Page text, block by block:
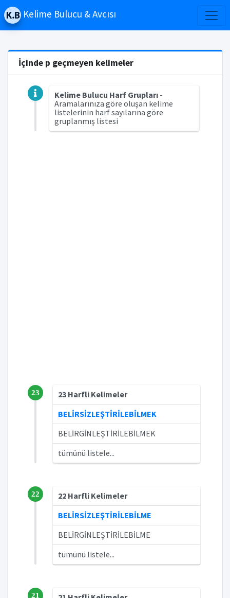
Kelime Bulucu & Avcısı
İçinde p geçmeyen kelimeler
Kelime Bulucu Harf Grupları-
Aramalarınıza göre oluşan kelime
listelerinin harf sayılarına göre
gruplanmış listesi
23
23 Harfli Kelimeler
BELİRSİZLEŞTİRİLEBİLMEK
BELİRGİNLEŞTİRİLEBİLMEK
tümünü listele...
22
22 Harfli Kelimeler
BELİRSİZLEŞTİRİLEBİLME
BELİRGİNLEŞTİRİLEBİLME
tümünü listele...
21